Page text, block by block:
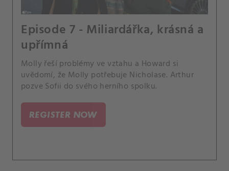
Episode 7 - Miliardářka, krásná a
upřímná
Molly řeší problémy ve vztahu a Howard si
uvědomí, že Molly potřebuje Nicholase. Arthur
pozve Sofii do svého herního spolku.
REGISTER NOW